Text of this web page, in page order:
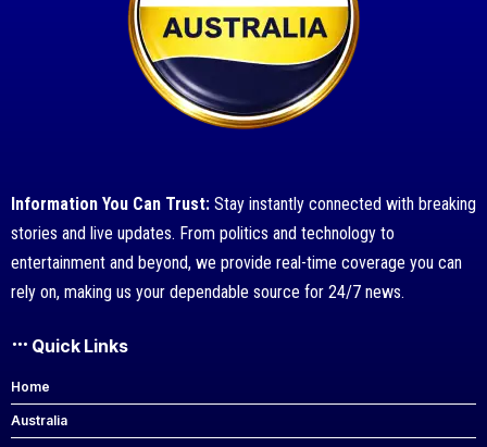
Information You Can Trust: Stay instantly connected with breaking
stories and live updates. From politics and technology to
entertainment and beyond, we provide real-time coverage you can
rely on, making us your dependable source for 24/7 news.
Quick Links
Home
Australia